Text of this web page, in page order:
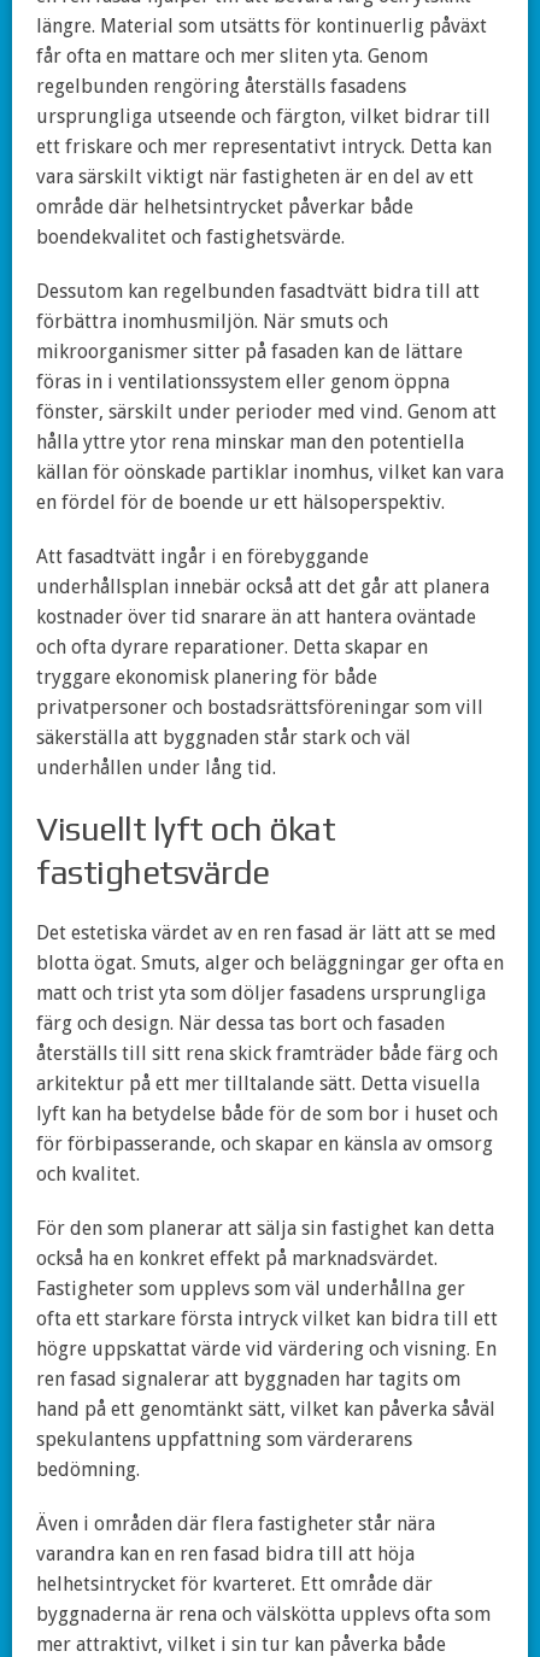
längre. Material som utsätts för kontinuerlig påväxt
får ofta en mattare och mer sliten yta. Genom
regelbunden rengöring återställs fasadens
ursprungliga utseende och färgton, vilket bidrar till
ett friskare och mer representativt intryck. Detta kan
vara särskilt viktigt när fastigheten är en del av ett
område där helhetsintrycket påverkar både
boendekvalitet och fastighetsvärde.
Dessutom kan regelbunden fasadtvätt bidra till att
förbättra inomhusmiljön. När smuts och
mikroorganismer sitter på fasaden kan de lättare
föras in i ventilationssystem eller genom öppna
fönster, särskilt under perioder med vind. Genom att
hålla yttre ytor rena minskar man den potentiella
källan för oönskade partiklar inomhus, vilket kan vara
en fördel för de boende ur ett hälsoperspektiv.
Att fasadtvätt ingår i en förebyggande
underhållsplan innebär också att det går att planera
kostnader över tid snarare än att hantera oväntade
och ofta dyrare reparationer. Detta skapar en
tryggare ekonomisk planering för både
privatpersoner och bostadsrättsföreningar som vill
säkerställa att byggnaden står stark och väl
underhållen under lång tid.
Visuellt lyft och ökat
fastighetsvärde
Det estetiska värdet av en ren fasad är lätt att se med
blotta ögat. Smuts, alger och beläggningar ger ofta en
matt och trist yta som döljer fasadens ursprungliga
färg och design. När dessa tas bort och fasaden
återställs till sitt rena skick framträder både färg och
arkitektur på ett mer tilltalande sätt. Detta visuella
lyft kan ha betydelse både för de som bor i huset och
för förbipasserande, och skapar en känsla av omsorg
och kvalitet.
För den som planerar att sälja sin fastighet kan detta
också ha en konkret effekt på marknadsvärdet.
Fastigheter som upplevs som väl underhållna ger
ofta ett starkare första intryck vilket kan bidra till ett
högre uppskattat värde vid värdering och visning. En
ren fasad signalerar att byggnaden har tagits om
hand på ett genomtänkt sätt, vilket kan påverka såväl
spekulantens uppfattning som värderarens
bedömning.
Även i områden där flera fastigheter står nära
varandra kan en ren fasad bidra till att höja
helhetsintrycket för kvarteret. Ett område där
byggnaderna är rena och välskötta upplevs ofta som
mer attraktivt, vilket i sin tur kan påverka både